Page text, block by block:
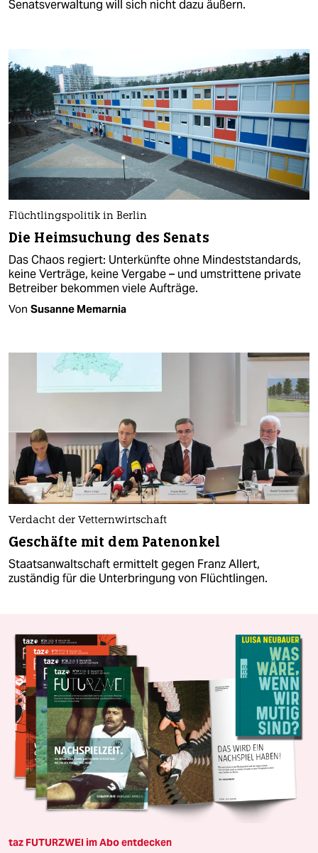
Senatsverwaltung will sich nicht dazu äußern.
Flüchtlingspolitik in Berlin
Die Heimsuchung des Senats
Das Chaos regiert: Unterkünfte ohne Mindeststandards,
keine Verträge, keine Vergabe – und umstrittene private
Betreiber bekommen viele Aufträge.
Von Susanne Memarnia
Verdacht der Vetternwirtschaft
Geschäfte mit dem Patenonkel
Staatsanwaltschaft ermittelt gegen Franz Allert,
zuständig für die Unterbringung von Flüchtlingen.
taz FUTURZWEI im Abo entdecken